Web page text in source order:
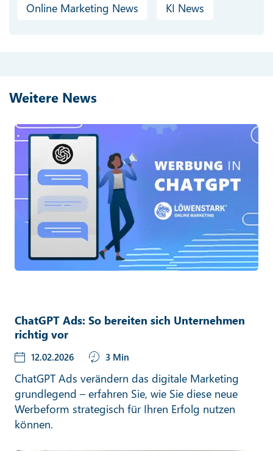
Online Marketing News KI News
Weitere News
ChatGPT Ads: So bereiten sich Unternehmen
richtig vor
12.02.2026 3 Min
ChatGPT Ads verändern das digitale Marketing
grundlegend – erfahren Sie, wie Sie diese neue
Werbeform strategisch für Ihren Erfolg nutzen
können.